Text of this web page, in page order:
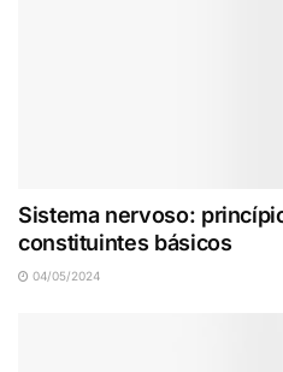
Sistema nervoso:
constituintes básicos
04/05/2024